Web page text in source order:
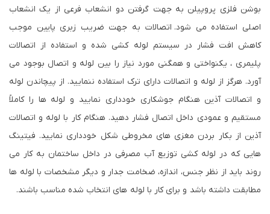
بوشن فلزی پروپیلن به جهت گرفتن دو انشعاب فرعی از یک انشعاب
اصلی استفاده می شود. اتصالات به جهت ضریب زبری پایین موجب
کاهش افت فشار در سیستم لوله کشی شده و استفاده از اتصالات
پلیمری ، یکنواختی و همگنی مورد نیاز را بین لوله و اتصال بوجود می
آورد. هرگز از لوله و اتصالات دارای ترک استفاده ننمایید. از پیچاندن لوله
و اتصالات آذین هنگام جوشکاری خودداری نمایید و لوله ها را کاملاً
مستقیم و عمودی داخل اتصال فشار دهید. هنگام کار با لوله و اتصالات
آذین از بکار بردن مغزی های مخروطی شکل خودداری نمایید. فیتینگ
هایی که در لوله کشی توزیع آب مصرفی در داخل ساختمان به کار می
روند باید از نظر جنس، اندازه، ضخامت جدار و دیگر مشخصات با لوله ها
مطابقت داشته باشد و برای کار با لوله های انتخاب شده مناسب باشند.